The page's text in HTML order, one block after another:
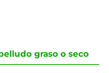
graso o seco